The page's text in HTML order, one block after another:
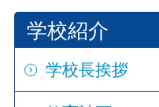
学校紹介
学校長挨拶